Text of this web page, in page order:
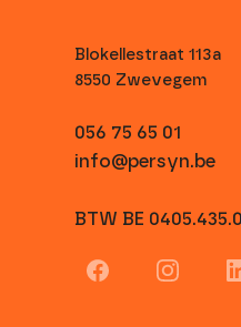
Blokellestraat 113a
8550 Zwevegem
056 75 65 01
info@persyn.be
BTW BE